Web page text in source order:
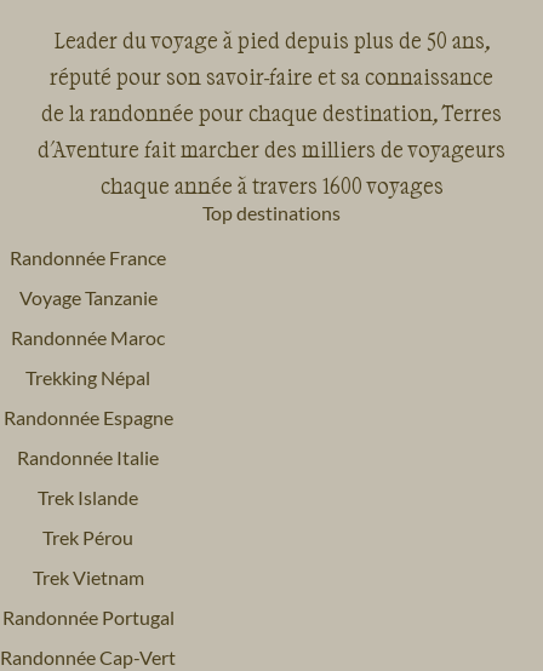
Leader du voyage à pied depuis plus de 50 ans,
réputé pour son savoir-faire et sa connaissance
de la randonnée pour chaque destination, Terres
d'Aventure fait marcher des milliers de voyageurs
chaque année à travers 1600 voyages
Top destinations
Randonnée France
Voyage Tanzanie
Randonnée Maroc
Trekking Népal
Randonnée Espagne
Randonnée Italie
Trek Islande
Trek Pérou
Trek Vietnam
Randonnée Portugal
Randonnée Cap-Vert